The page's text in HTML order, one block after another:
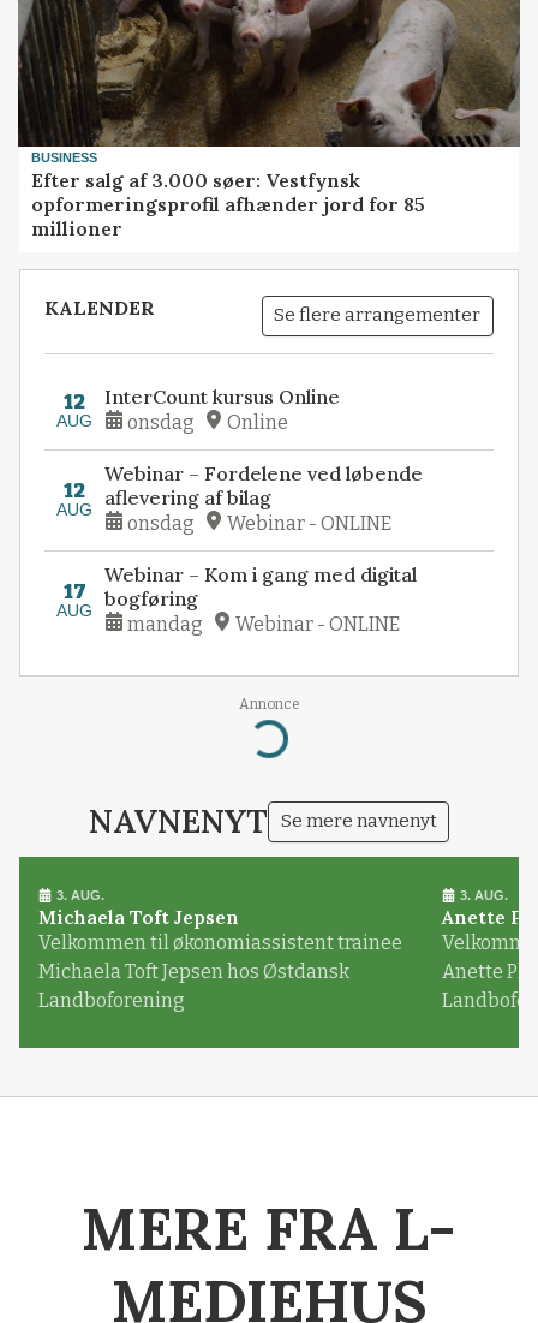
BUSINESS
Efter salg af 3.000 søer: Vestfynsk
opformeringsprofil afhænder jord for 85
millioner
KALENDER Se flere arrangementer
12
AUG
InterCount kursus Online
onsdag Online
12
AUG
Webinar – Fordelene ved løbende
aflevering af bilag
onsdag Webinar - ONLINE
17
AUG
Webinar – Kom i gang med digital
bogføring
mandag Webinar - ONLINE
Annonce
Loading...
NAVNENYT Se mere navnenyt
3. AUG.
Michaela Toft Jepsen
Velkommen til økonomiassistent trainee
Michaela Toft Jepsen hos Østdansk
Landboforening
3. AUG.
Anette
Anette
MERE FRA L-
MEDIEHUS